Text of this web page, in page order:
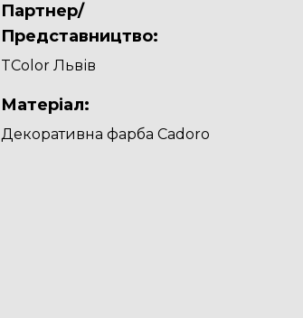
Партнер/
Представництво:
TColor Львів
Матеріал:
Декоративна фарба Cadoro